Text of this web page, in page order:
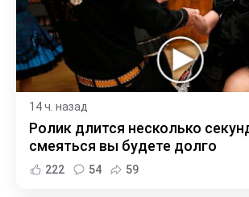
14 ч. назад
Ролик длится несколько
смеяться вы будете долго
222 54 59